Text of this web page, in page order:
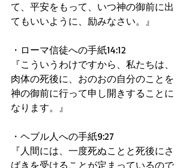
て、平安をもって、いつ神の御前に出
てもいいように、励みなさい。』
・ローマ信徒への手紙14:12
『こういうわけですから、私たちは、
肉体の死後に、おのおの自分のことを
神の御前に行って申し開きすることに
なります。』
・ヘブル人への手紙9:27
『人間には、一度死ぬことと死後にさ
ばきを受けることが定まっているので